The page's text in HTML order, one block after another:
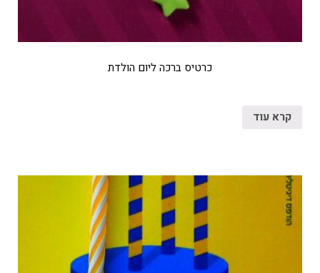
כרטיס ברכה ליום הולדת
קרא עוד